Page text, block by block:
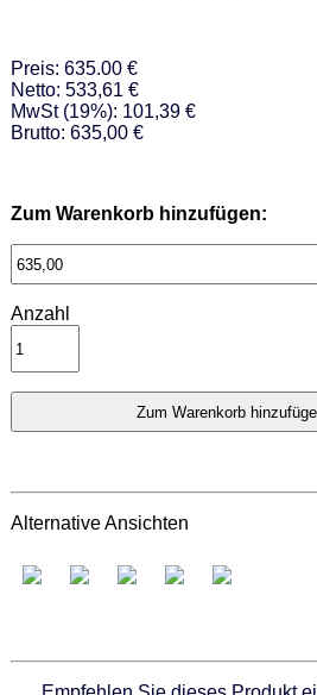
Preis: 635.00 €
Netto: 533,61 €
MwSt (19%): 101,39 €
Brutto: 635,00 €
Zum Warenkorb hinzufügen:
Anzahl
Alternative Ansichten